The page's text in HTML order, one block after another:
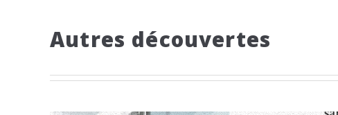
Autres découvertes